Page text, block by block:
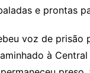
e prontas
voz de prisão
à